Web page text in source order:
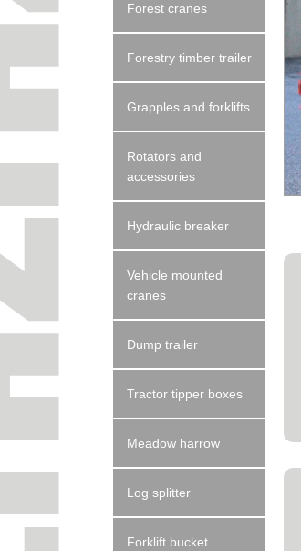
Forest cranes
Forestry timber trailer
Grapples and forklifts
Rotators and
accessories
Hydraulic breaker
Vehicle mounted
cranes
Dump trailer
Tractor tipper boxes
Meadow harrow
Log splitter
Forklift bucket